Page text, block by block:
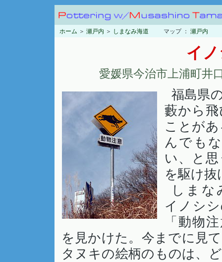
ホーム ＞ 瀬戸内 ＞ しまなみ海道 マップ ： 瀬戸内
イ
愛媛県今治市上浦町
福島県
藪から
ことが
んでも
い、と
を駆け抜
しまな
イノシ
「動物
を見かけた。今までに見
タヌキの絵柄のものは、